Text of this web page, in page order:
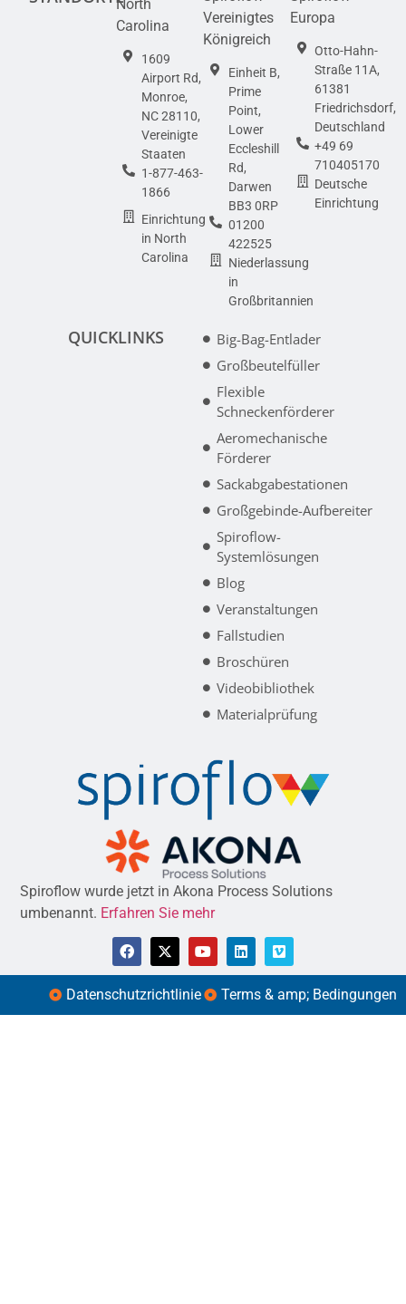
North
Carolina
1609
Airport Rd,
Monroe,
NC 28110,
Vereinigte
Staaten
1-877-463-
1866
Einrichtung
in North
Carolina
Vereinigtes
Königreich
Einheit B,
Prime
Point,
Lower
Eccleshill
Rd,
Darwen
BB3 0RP
01200
422525
Niederlassung
in
Großbritannien
Europa
Otto-Hahn-
Straße 11A,
61381
Friedrichsdorf,
Deutschland
+49 69
710405170
Deutsche
Einrichtung
QUICKLINKS
Big-Bag-Entlader
Großbeutelfüller
Flexible
Schneckenförderer
Aeromechanische
Förderer
Sackabgabestationen
Großgebinde-Aufbereiter
Spiroflow-
Systemlösungen
Blog
Veranstaltungen
Fallstudien
Broschüren
Videobibliothek
Materialprüfung
Spiroflow wurde jetzt in Akona Process Solutions
umbenannt. Erfahren Sie mehr
Datenschutzrichtlinie Terms & amp; Bedingungen